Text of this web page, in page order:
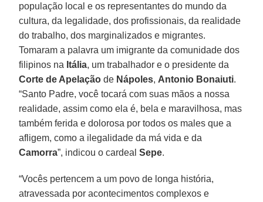
população local e os representantes do mundo da
cultura, da legalidade, dos profissionais, da realidade
do trabalho, dos marginalizados e migrantes.
Tomaram a palavra um imigrante da comunidade dos
filipinos na Itália, um trabalhador e o presidente da
Corte de Apelação de Nápoles, Antonio Bonaiuti.
“Santo Padre, você tocará com suas mãos a nossa
realidade, assim como ela é, bela e maravilhosa, mas
também ferida e dolorosa por todos os males que a
afligem, como a ilegalidade da má vida e da
Camorra”, indicou o cardealSepe.
“Vocês pertencem a um povo de longa história,
atravessada por acontecimentos complexos e